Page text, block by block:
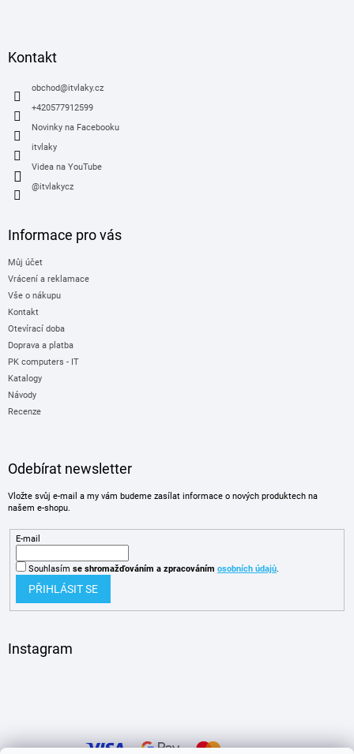
Kontakt
obchod@itvlaky.cz
+420577912599
Novinky na Facebooku
itvlaky
Videa na YouTube
@itvlakycz
Informace pro vás
Můj účet
Vrácení a reklamace
Vše o nákupu
Kontakt
Otevírací doba
Doprava a platba
PK computers - IT
Katalogy
Návody
Recenze
Odebírat newsletter
Vložte svůj e-mail a my vám budeme zasílat informace o nových produktech na
našem e-shopu.
E-mail
Souhlasím se shromažďováním a zpracováním osobních údajů.
PŘIHLÁSIT SE
Instagram